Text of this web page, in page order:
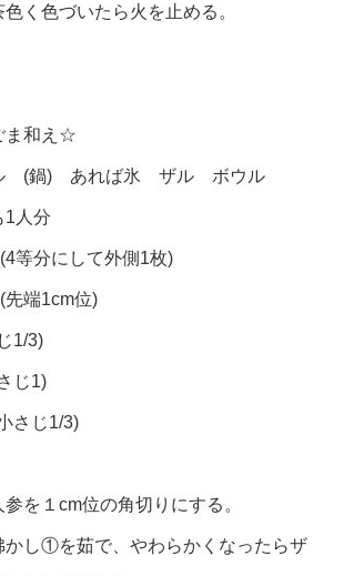
く色づいたら火を止める。
ま和え☆
ル (鍋) あれば氷 ザル ボウル
1人分
等分にして外側1枚)
端1cm位)
1/3)
じ1)
さじ1/3)
を１cm位の角切りにする。
し①を茹で、やわらかくなったらザ